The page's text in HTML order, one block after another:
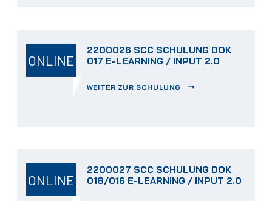
ONLINE
2200026 SCC SCHULUNG DOK
017 E-LEARNING / INPUT 2.0
WEITER ZUR SCHULUNG
ONLINE
2200027 SCC SCHULUNG DOK
018/016 E-LEARNING / INPUT 2.0